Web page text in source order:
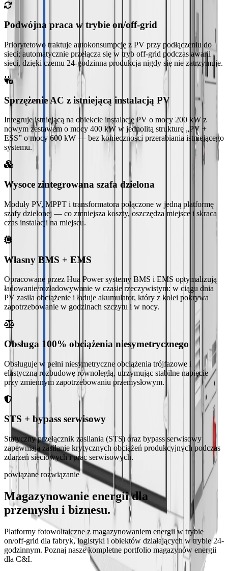
Podwójna praca w trybie on/off-grid
Priorytetowo traktuje autokonsumpcję z PV przy podłączeniu do
sieci; automatycznie przełącza się w tryb off-grid podczas awarii
sieci, dzięki czemu 24-godzinna produkcja nigdy się nie zatrzymuje.
Sprzężenie AC z istniejącą instalacją PV
Integruje istniejącą na obiekcie instalację PV o mocy 200 kW z
nowym zestawem o mocy 400 kW w jednolitą strukturę „PV +
ESS” o mocy 600 kW — bez konieczności przerabiania istniejącego
systemu.
Wysoce zintegrowana szafa dzielona
Moduły PV, MPPT i transformatora połączone w jedną platformę
szafy dzielonej — co zmniejsza koszty, oszczędza miejsce i skraca
czas instalacji na miejscu.
Własny BMS + EMS
Opracowane przez Hua Power systemy BMS i EMS optymalizują
ładowanie/rozładowywanie w czasie rzeczywistym: w ciągu dnia
PV zasila obciążenie i ładuje akumulator, który z kolei pokrywa
zapotrzebowanie w godzinach szczytu i w nocy.
Obsługa 100% obciążenia niesymetrycznego
Obsługuje w pełni niesymetryczne obciążenia trójfazowe i
elastyczną rozbudowę równoległą, utrzymując stabilne napięcie
przy zmiennym zapotrzebowaniu przemysłowym.
STS + bypass serwisowy
Statyczny przełącznik zasilania (STS) oraz bypass serwisowy
zapewniają zasilanie krytycznych obciążeń produkcyjnych podczas
zdarzeń sieciowych i prac serwisowych.
powiązane rozwiązanie
Magazynowanie energii dla
przemysłu i biznesu.
Platformy fotowoltaiczne z magazynowaniem energii w trybie
on/off-grid dla fabryk, logistyki i obiektów działających w trybie 24-
godzinnym. Poznaj nasze kompletne portfolio magazynów energii
dla C&I.